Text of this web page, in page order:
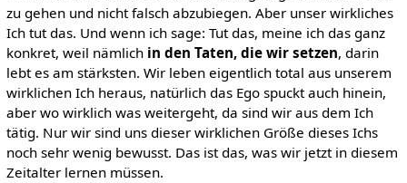
zu gehen und nicht falsch abzubiegen. Aber unser wirkliches
Ich tut das. Und wenn ich sage: Tut das, meine ich das ganz
konkret, weil nämlich in den Taten, die wir setzen, darin
lebt es am stärksten. Wir leben eigentlich total aus unserem
wirklichen Ich heraus, natürlich das Ego spuckt auch hinein,
aber wo wirklich was weitergeht, da sind wir aus dem Ich
tätig. Nur wir sind uns dieser wirklichen Größe dieses Ichs
noch sehr wenig bewusst. Das ist das, was wir jetzt in diesem
Zeitalter lernen müssen.